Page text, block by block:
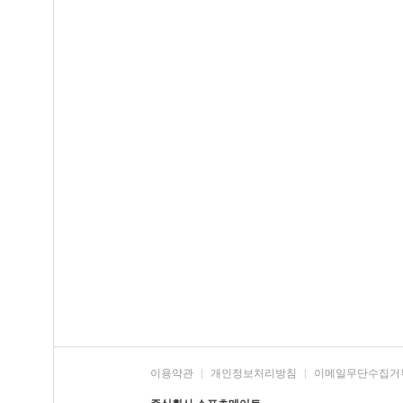
이용약관 개인정보처리방침 이메일무단수집거